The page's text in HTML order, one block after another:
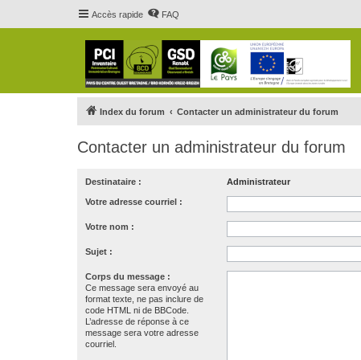
Accès rapide FAQ
Index du forum Contacter un administrateur du forum
Contacter un administrateur du forum
Destinataire : Administrateur
Votre adresse courriel :
Votre nom :
Sujet :
Corps du message :
Ce message sera envoyé au
format texte, ne pas inclure de
code HTML ni de BBCode.
L’adresse de réponse à ce
message sera votre adresse
courriel.